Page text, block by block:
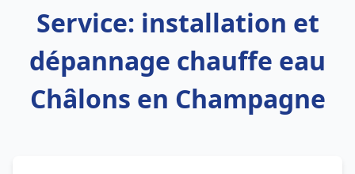
Service: installation et
dépannage chauffe eau
Châlons en Champagne